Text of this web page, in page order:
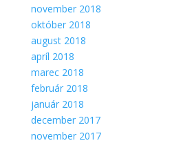
november 2018
október 2018
august 2018
apríl 2018
marec 2018
február 2018
január 2018
december 2017
november 2017